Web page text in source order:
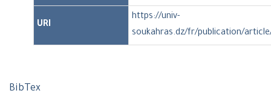
URI
https://univ-
soukahras.dz/fr/publication/
BibTex